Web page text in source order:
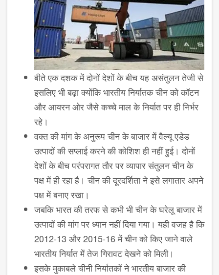
बीते एक दशक में दोनों देशों के बीच यह असंतुलन तेजी से
इसलिए भी बढ़ा क्योंकि भारतीय निर्यातक चीन को कॉटन
और आयरन ओर जैसे कच्चे माल के निर्यात पर ही निर्भर
रहे।
वक्त की मांग के अनुरूप चीन के बाजार में वैल्यू एडेड
उत्पादों की सप्लाई करने की कोशिश ही नहीं हुई। दोनों
देशों के बीच परंपरागत तौर पर व्यापार संतुलन चीन के
पक्ष में ही रहा है। चीन की दूरदर्शिता ने इसे लगातार अपने
पक्ष में बनाए रखा।
जबकि भारत की तरफ से कभी भी चीन के घरेलू बाजार में
उत्पादों की मांग पर ध्यान नहीं दिया गया। यही वजह है कि
2012-13 और 2015-16 में चीन को किए जाने वाले
भारतीय निर्यात में तेज गिरावट देखने को मिली।
इसके मुकाबले चीनी निर्यातकों ने भारतीय बाजार की